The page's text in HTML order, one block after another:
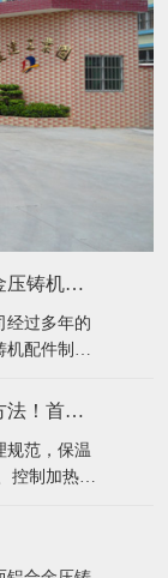
压铸机配件哪里买？来晨达五金压铸机配件厂
经过多年的
配件制造
量雄厚、
磨）、数控
、磨床
专业铝合金压铸机件表面处理方法！首选东莞晨达
规范，保温
控制加热温
能，专业